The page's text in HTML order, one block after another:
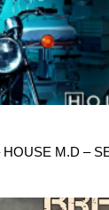
M.D –